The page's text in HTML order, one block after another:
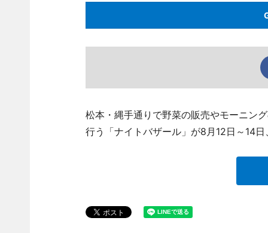
松本・縄手通りで野菜の販売やモーニン
行う「ナイトバザール」が8月12日～14